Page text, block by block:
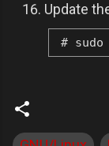
Update
#